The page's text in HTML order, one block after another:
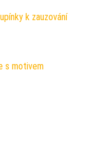
k zauzování
s motivem